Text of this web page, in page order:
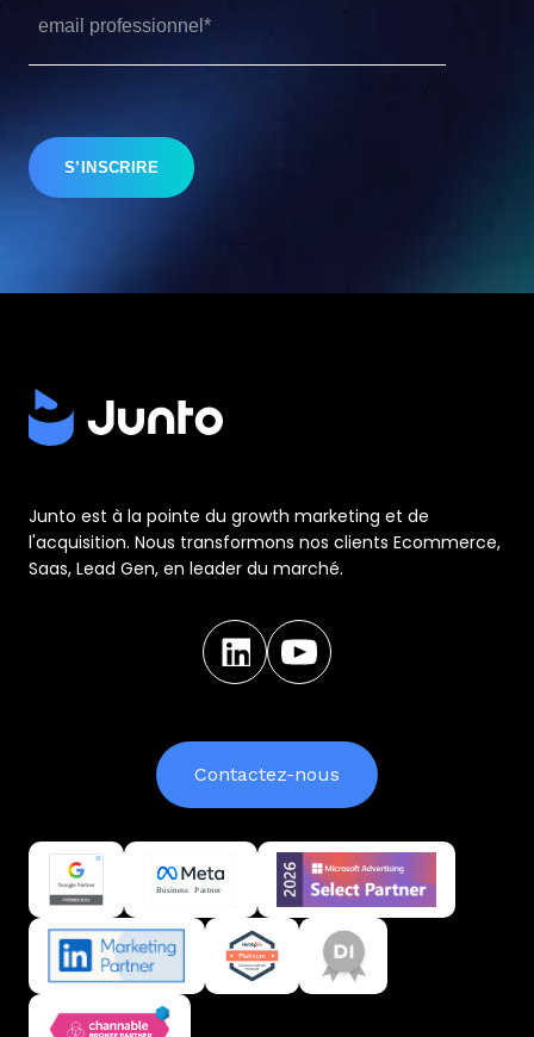
Junto est à la pointe du growth marketing et de
l'acquisition. Nous transformons nos clients Ecommerce,
Saas, Lead Gen, en leader du marché.
Contactez-nous